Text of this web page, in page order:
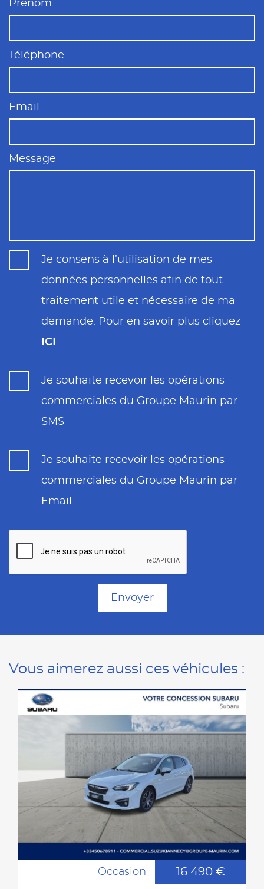
Prénom
Téléphone
Email
Message
Je consens à l’utilisation de mes
données personnelles afin de tout
traitement utile et nécessaire de ma
demande. Pour en savoir plus cliquez
ICI .
Je souhaite recevoir les opérations
commerciales du Groupe Maurin par
SMS
Je souhaite recevoir les opérations
commerciales du Groupe Maurin par
Email
Envoyer
Vous aimerez aussi ces véhicules :
Occasion 16 490 €